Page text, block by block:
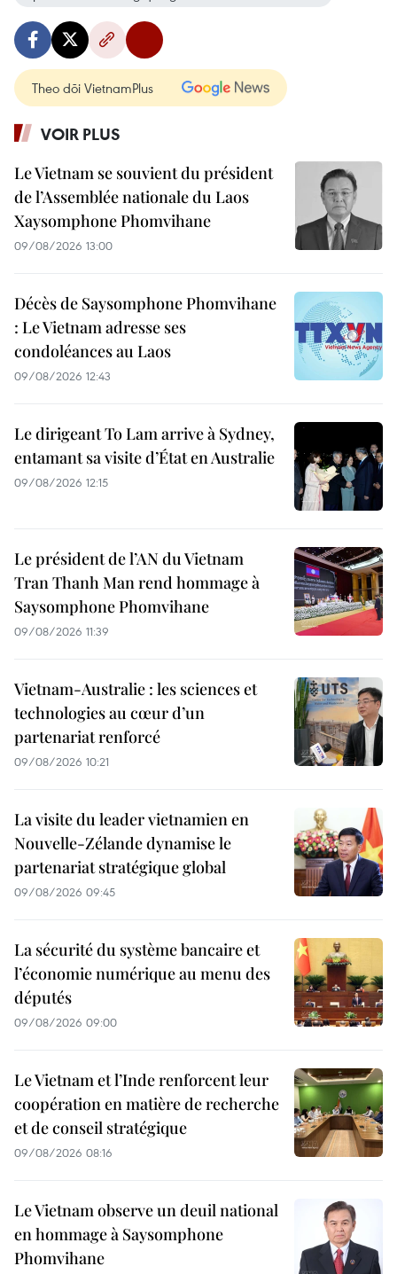
Theo dõi VietnamPlus
VOIR PLUS
Le Vietnam se souvient du président
de l’Assemblée nationale du Laos
Xaysomphone Phomvihane
09/08/2026 13:00
Décès de Saysomphone Phomvihane
: Le Vietnam adresse ses
condoléances au Laos
09/08/2026 12:43
Le dirigeant To Lam arrive à Sydney,
entamant sa visite d’État en Australie
09/08/2026 12:15
Le président de l’AN du Vietnam
Tran Thanh Man rend hommage à
Saysomphone Phomvihane
09/08/2026 11:39
Vietnam-Australie : les sciences et
technologies au cœur d’un
partenariat renforcé
09/08/2026 10:21
La visite du leader vietnamien en
Nouvelle-Zélande dynamise le
partenariat stratégique global
09/08/2026 09:45
La sécurité du système bancaire et
l’économie numérique au menu des
députés
09/08/2026 09:00
Le Vietnam et l’Inde renforcent leur
coopération en matière de recherche
et de conseil stratégique
09/08/2026 08:16
Le Vietnam observe un deuil national
en hommage à Saysomphone
Phomvihane